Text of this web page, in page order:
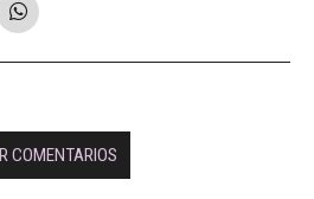
COMENTARIOS